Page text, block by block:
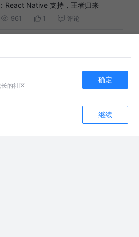
React Native 支持，王者归来
961 1 评论
1.0正式发布
481 1 评论
🎉的社区
确定
继续